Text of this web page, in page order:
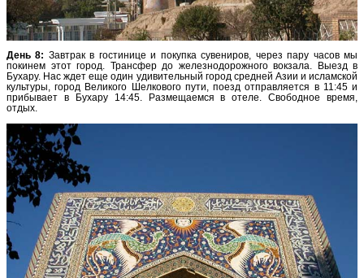
День 8: Завтрак в гостинице и покупка сувениров, через пару часов мы
покинем этот город. Трансфер до железнодорожного вокзала. Выезд в
Бухару. Нас ждет еще один удивительный город средней Азии и исламской
культуры, город Великого Шелкового пути, поезд отправляется в 11:45 и
прибывает в Бухару 14:45. Размещаемся в отеле. Свободное время,
отдых.